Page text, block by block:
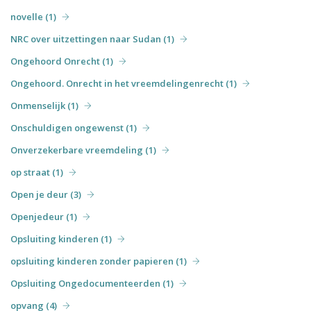
novelle (1)
NRC over uitzettingen naar Sudan (1)
Ongehoord Onrecht (1)
Ongehoord. Onrecht in het vreemdelingenrecht (1)
Onmenselijk (1)
Onschuldigen ongewenst (1)
Onverzekerbare vreemdeling (1)
op straat (1)
Open je deur (3)
Openjedeur (1)
Opsluiting kinderen (1)
opsluiting kinderen zonder papieren (1)
Opsluiting Ongedocumenteerden (1)
opvang (4)